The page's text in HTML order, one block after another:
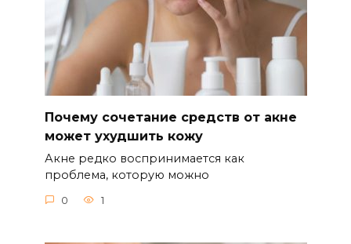
Почему сочетание средств от акне
может ухудшить кожу
Акне редко воспринимается как
проблема, которую можно
0 1